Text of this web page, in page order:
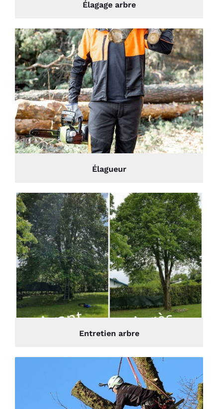
Élagage arbre
Élagueur
Entretien arbre